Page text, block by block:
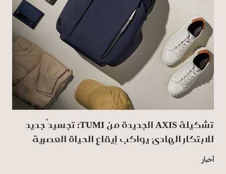
تشكيلة AXIS الجديدة من TUMI: تجسيدٌ جديد
للابتكار الهادئ يواكب إيقاع الحياة العصرية
أخبار